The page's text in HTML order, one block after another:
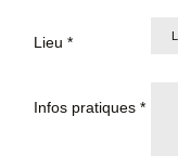
Lieu *
Infos pratiques *